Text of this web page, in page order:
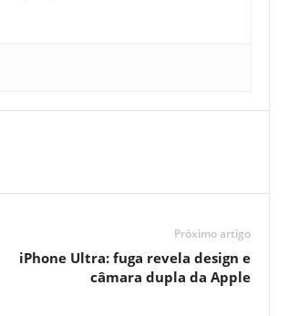
Próximo artigo
iPhone Ultra: fuga revela design e
câmara dupla da Apple